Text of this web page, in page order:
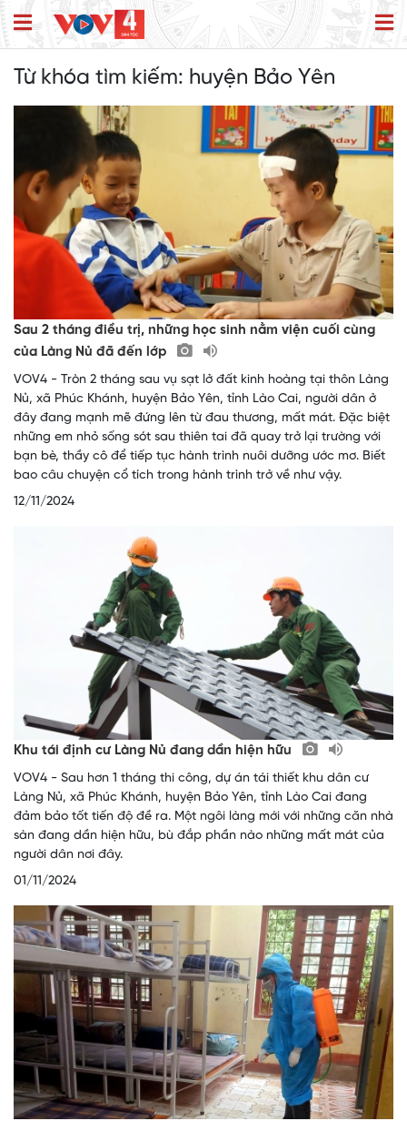
Từ khóa tìm kiếm: huyện Bảo Yên
Sau 2 tháng điều trị, những học sinh nằm viện cuối cùng
của Làng Nủ đã đến lớp
VOV4 - Tròn 2 tháng sau vụ sạt lở đất kinh hoàng tại thôn Làng
Nủ, xã Phúc Khánh, huyện Bảo Yên, tỉnh Lào Cai, người dân ở
đây đang mạnh mẽ đứng lên từ đau thương, mất mát. Đặc biệt
những em nhỏ sống sót sau thiên tai đã quay trở lại trường với
bạn bè, thầy cô để tiếp tục hành trình nuôi dưỡng ước mơ. Biết
bao câu chuyện cổ tích trong hành trình trở về như vậy.
12/11/2024
Khu tái định cư Làng Nủ đang dần hiện hữu
VOV4 - Sau hơn 1 tháng thi công, dự án tái thiết khu dân cư
Làng Nủ, xã Phúc Khánh, huyện Bảo Yên, tỉnh Lào Cai đang
đảm bảo tốt tiến độ đề ra. Một ngôi làng mới với những căn nhà
sàn đang dần hiện hữu, bù đắp phần nào những mất mát của
người dân nơi đây.
01/11/2024